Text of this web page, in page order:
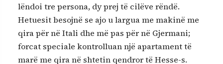
lëndoi tre persona, dy prej të cilëve rëndë.
Hetuesit besojnë se ajo u largua me makinë me
qira për në Itali dhe më pas për në Gjermani;
forcat speciale kontrolluan një apartament të
marë me qira në shtetin qendror të Hesse-s.